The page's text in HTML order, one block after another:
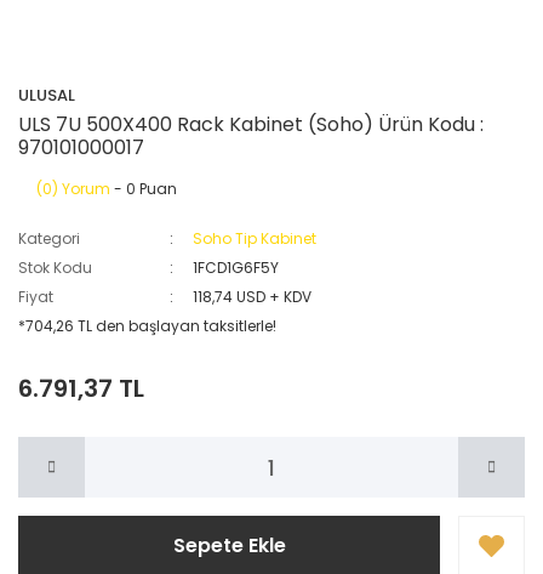
ULUSAL
ULS 7U 500X400 Rack Kabinet (Soho) Ürün Kodu :
970101000017
(0) Yorum - 0 Puan
Kategori
Soho Tip Kabinet
Stok Kodu
1FCD1G6F5Y
Fiyat
118,74 USD + KDV
*704,26 TL den başlayan taksitlerle!
6.791,37 TL
Sepete Ekle